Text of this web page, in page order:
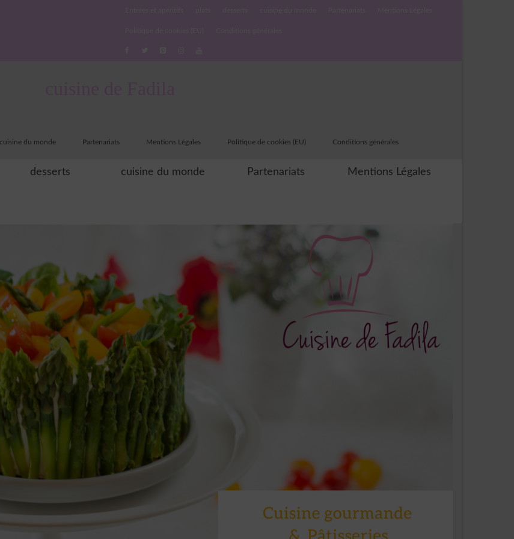
cuisine du monde Partenariats Mentions Légales Politique de cookies (EU) Conditions générales
desserts cuisine du monde Partenariats Mentions Légales